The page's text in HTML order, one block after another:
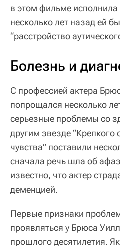
в этом фильме
несколько лет назад ей
“расстройство
Болезнь и
С профессией актера
попрощался несколько
серьезные проблемы со
другим звезде “Крепкого
чувства” поставили
сначала речь шла об
известно, что актер
деменцией.
Первые признаки
проявляться у Брюса
прошлого десятилетия.